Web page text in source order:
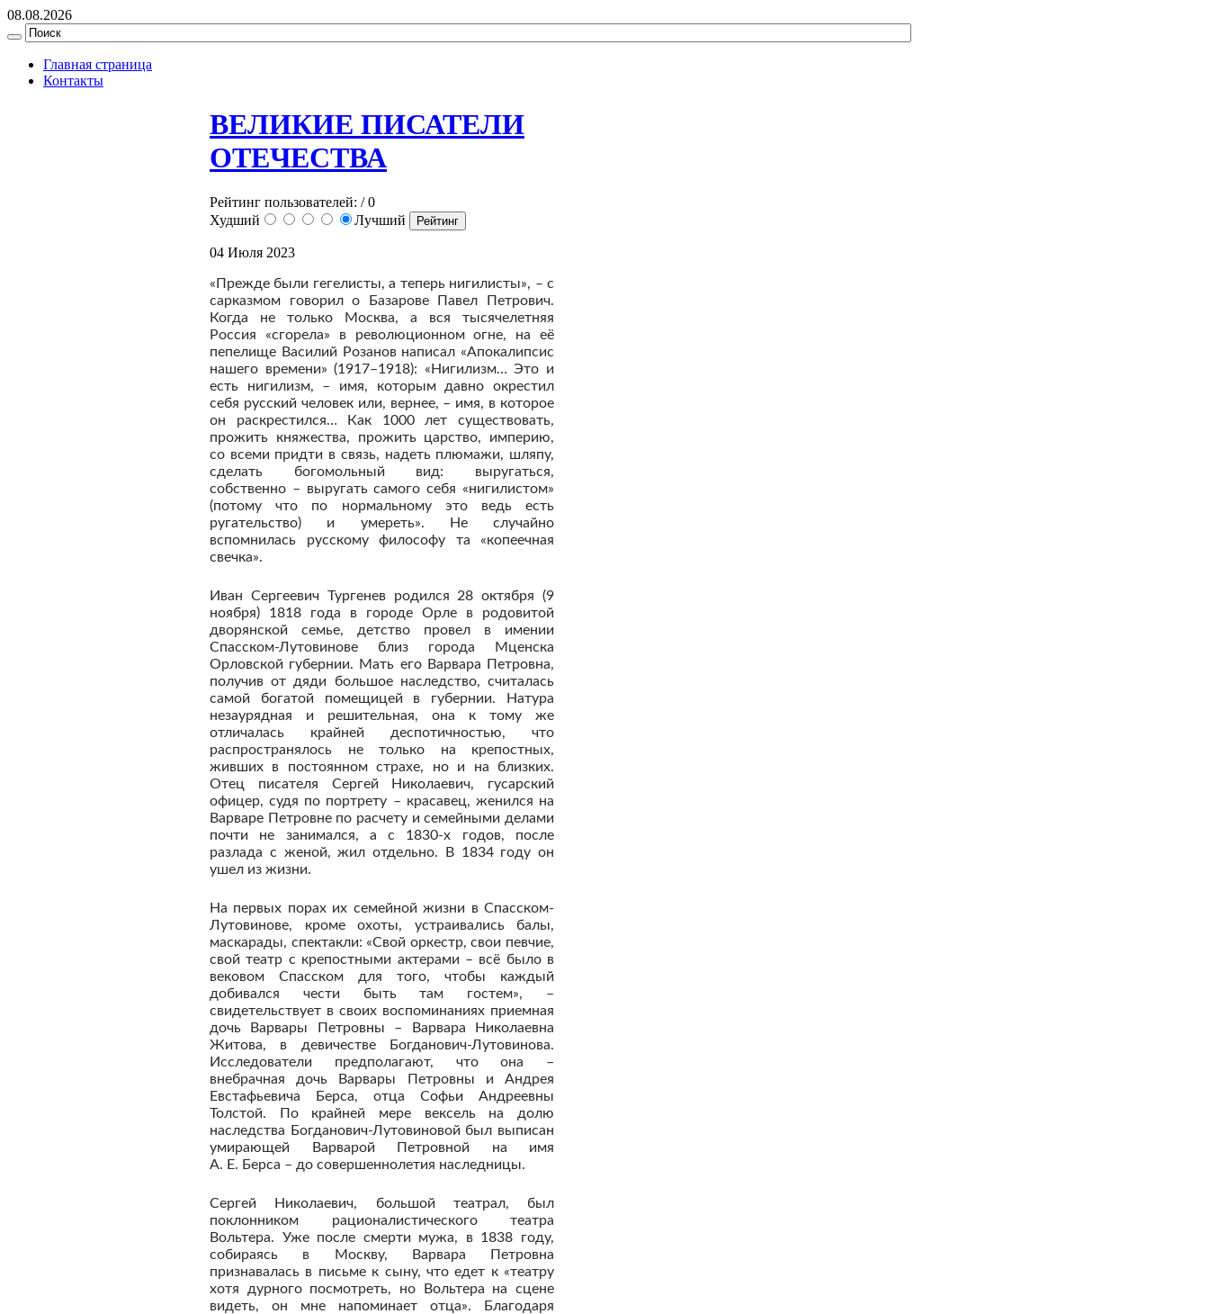
08.08.2026
Главная страница
Контакты
ВЕЛИКИЕ ПИСАТЕЛИ
ОТЕЧЕСТВА
Рейтинг пользователей: / 0
Худший
Лучший
04 Июля 2023
«Прежде были гегелисты, а теперь нигилисты», – с
сарказмом говорил о Базарове Павел Петрович.
Когда не только Москва, а вся тысячелетняя
Россия «сгорела» в революционном огне, на её
пепелище Василий Розанов написал «Апокалипсис
нашего времени» (1917–1918): «Нигилизм… Это и
есть нигилизм, – имя, которым давно окрестил
себя русский человек или, вернее, – имя, в которое
он раскрестился… Как 1000 лет существовать,
прожить княжества, прожить царство, империю,
со всеми придти в связь, надеть плюмажи, шляпу,
сделать богомольный вид: выругаться,
собственно – выругать самого себя «нигилистом»
(потому что по нормальному это ведь есть
ругательство) и умереть». Не случайно
вспомнилась русскому философу та «копеечная
свечка».
Иван Сергеевич Тургенев родился 28 октября (9
ноября) 1818 года в городе Орле в родовитой
дворянской семье, детство провел в имении
Спасском-Лутовинове близ города Мценска
Орловской губернии. Мать его Варвара Петровна,
получив от дяди большое наследство, считалась
самой богатой помещицей в губернии. Натура
незаурядная и решительная, она к тому же
отличалась крайней деспотичностью, что
распространялось не только на крепостных,
живших в постоянном страхе, но и на близких.
Отец писателя Сергей Николаевич, гусарский
офицер, судя по портрету – красавец, женился на
Варваре Петровне по расчету и семейными делами
почти не занимался, а с 1830-х годов, после
разлада с женой, жил отдельно. В 1834 году он
ушел из жизни.
На первых порах их семейной жизни в Спасском-
Лутовинове, кроме охоты, устраивались балы,
маскарады, спектакли: «Свой оркестр, свои певчие,
свой театр с крепостными актерами – всё было в
вековом Спасском для того, чтобы каждый
добивался чести быть там гостем», –
свидетельствует в своих воспоминаниях приемная
дочь Варвары Петровны – Варвара Николаевна
Житова, в девичестве Богданович-Лутовинова.
Исследователи предполагают, что она –
внебрачная дочь Варвары Петровны и Андрея
Евстафьевича Берса, отца Софьи Андреевны
Толстой. По крайней мере вексель на долю
наследства Богданович-Лутовиновой был выписан
умирающей Варварой Петровной на имя
А. Е. Берса – до совершеннолетия наследницы.
Сергей Николаевич, большой театрал, был
поклонником рационалистического театра
Вольтера. Уже после смерти мужа, в 1838 году,
собираясь в Москву, Варвара Петровна
признавалась в письме к сыну, что едет к «театру
хотя дурного посмотреть, но Вольтера на сцене
видеть, он мне напоминает отца». Благодаря